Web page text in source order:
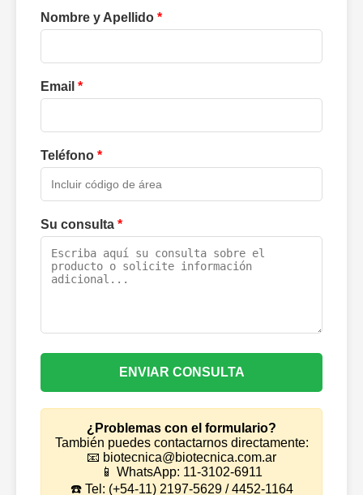
Nombre y Apellido *
Email *
Teléfono *
Su consulta *
ENVIAR CONSULTA
¿Problemas con el formulario?
También puedes contactarnos directamente:
📧 biotecnica@biotecnica.com.ar
📱 WhatsApp: 11-3102-6911
☎️ Tel: (+54-11) 2197-5629 / 4452-1164